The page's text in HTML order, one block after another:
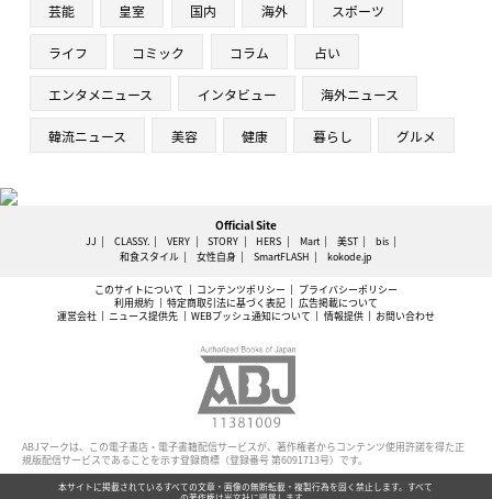
芸能 皇室 国内 海外 スポーツ
ライフ コミック コラム 占い
エンタメニュース インタビュー 海外ニュース
韓流ニュース 美容 健康 暮らし グルメ
Official Site
JJ CLASSY. VERY STORY HERS Mart 美ST
bis
和食スタイル
女性自身 SmartFLASH kokode.jp
このサイトについて コンテンツポリシー
プライバシーポリシー
利用規約
特定商取引法に基づく表記
広告掲載について
運営会社
ニュース提供先 WEBプッシュ通知について 情報提供 お問い合わせ
ABJマークは、この電子書店・電子書籍配信サービスが、著作権者からコンテンツ使用許諾を得た正
規版配信サービスであることを示す登録商標（登録番号 第6091713号）です。
本サイトに掲載されているすべての文章・画像の無断転載・複製行為を固く禁止します。すべて